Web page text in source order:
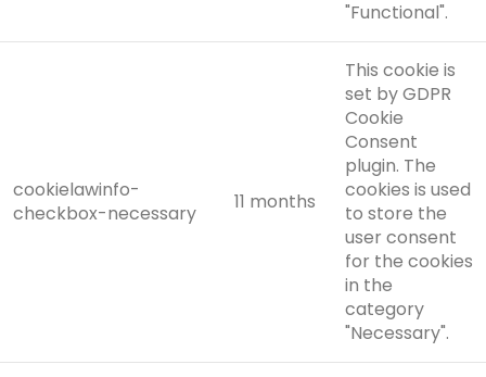
"Functional".
cookielawinfo-
checkbox-necessary
11 months
This cookie is
set by GDPR
Cookie
Consent
plugin. The
cookies is used
to store the
user consent
for the cookies
in the
category
"Necessary".